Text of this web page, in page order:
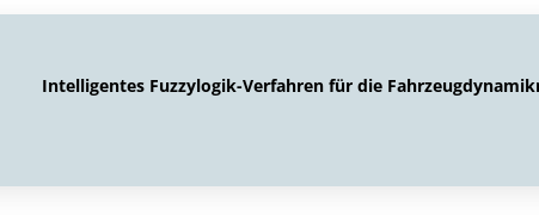
Intelligentes Fuzzylogik-Verfahren für die